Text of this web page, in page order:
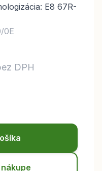
E8 67R-
0E
DPH